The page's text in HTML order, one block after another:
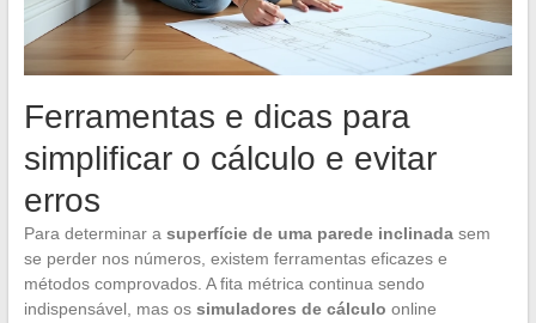
Ferramentas e dicas para
simplificar o cálculo e evitar
erros
Para determinar a superfície de uma parede inclinadasem
se perder nos números, existem ferramentas eficazes e
métodos comprovados. A fita métrica continua sendo
indispensável, mas os simuladores de cálculo online